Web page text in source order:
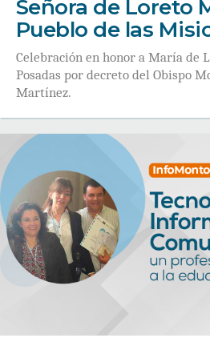
Señora de Loreto
Pueblo de las
Celebración en honor a María de
Posadas por decreto del Obispo
Martínez.